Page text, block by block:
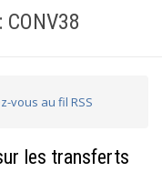
CONV38
vous au fil RSS
les transferts